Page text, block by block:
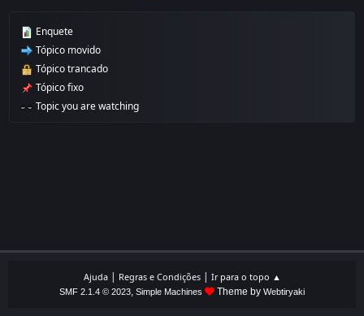
Enquete
Tópico movido
Tópico trancado
Tópico fixo
Topic you are watching
Ajuda| Regras e Condições| Ir para o topo ▲
SMF 2.1.4 © 2023, Simple Machines Theme by Webtiryaki